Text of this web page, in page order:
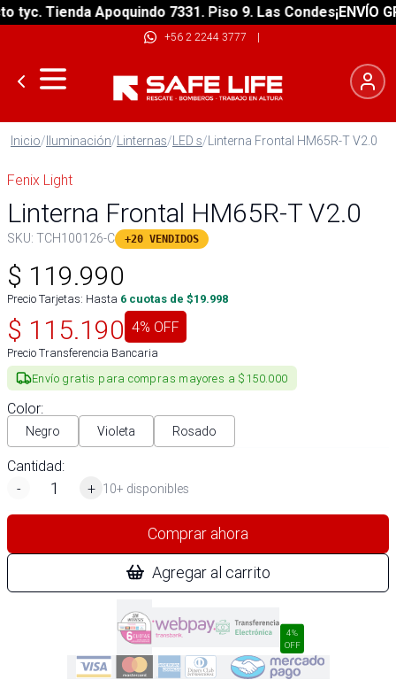
Tienda Apoquindo 7331. Piso 9. Las Condes¡ENVÍO
+56 2 2244 3777 |
Inicio/Iluminación/Linternas/LED s/Linterna Frontal HM65R-T V2.0
Fenix Light
Linterna Frontal HM65R-T V2.0
SKU: TCH100126-C +20 VENDIDOS
$ 119.990
Precio Tarjetas: Hasta 6 cuotas de $19.998
$ 115.190 4% OFF
Precio Transferencia Bancaria
Envío gratis para compras mayores a $150.000
Color:
Negro Violeta Rosado
Cantidad:
-
+ 10+ disponibles
Comprar ahora
Agregar al carrito
4%
OFF